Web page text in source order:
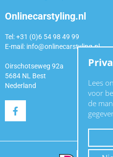
Onlinecarstyling.nl
Tel: +31 (0)6 54 98 49 99
E-mail: info@onlinecarstyling.nl
Oirschotseweg 92a
5684 NL Best
Nederland
Lees
voor
de